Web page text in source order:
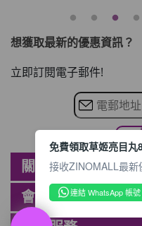
想獲取最新的優惠資訊？
立即訂閱電子郵件!
關於ZINOMALL
會員
免費領取草姬亮目丸
接收ZINOMALL最新
連結 WhatsApp 帳號